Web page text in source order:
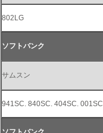
802LG
ソフトバンク
サムスン
941SC. 840SC. 404SC. 001SC